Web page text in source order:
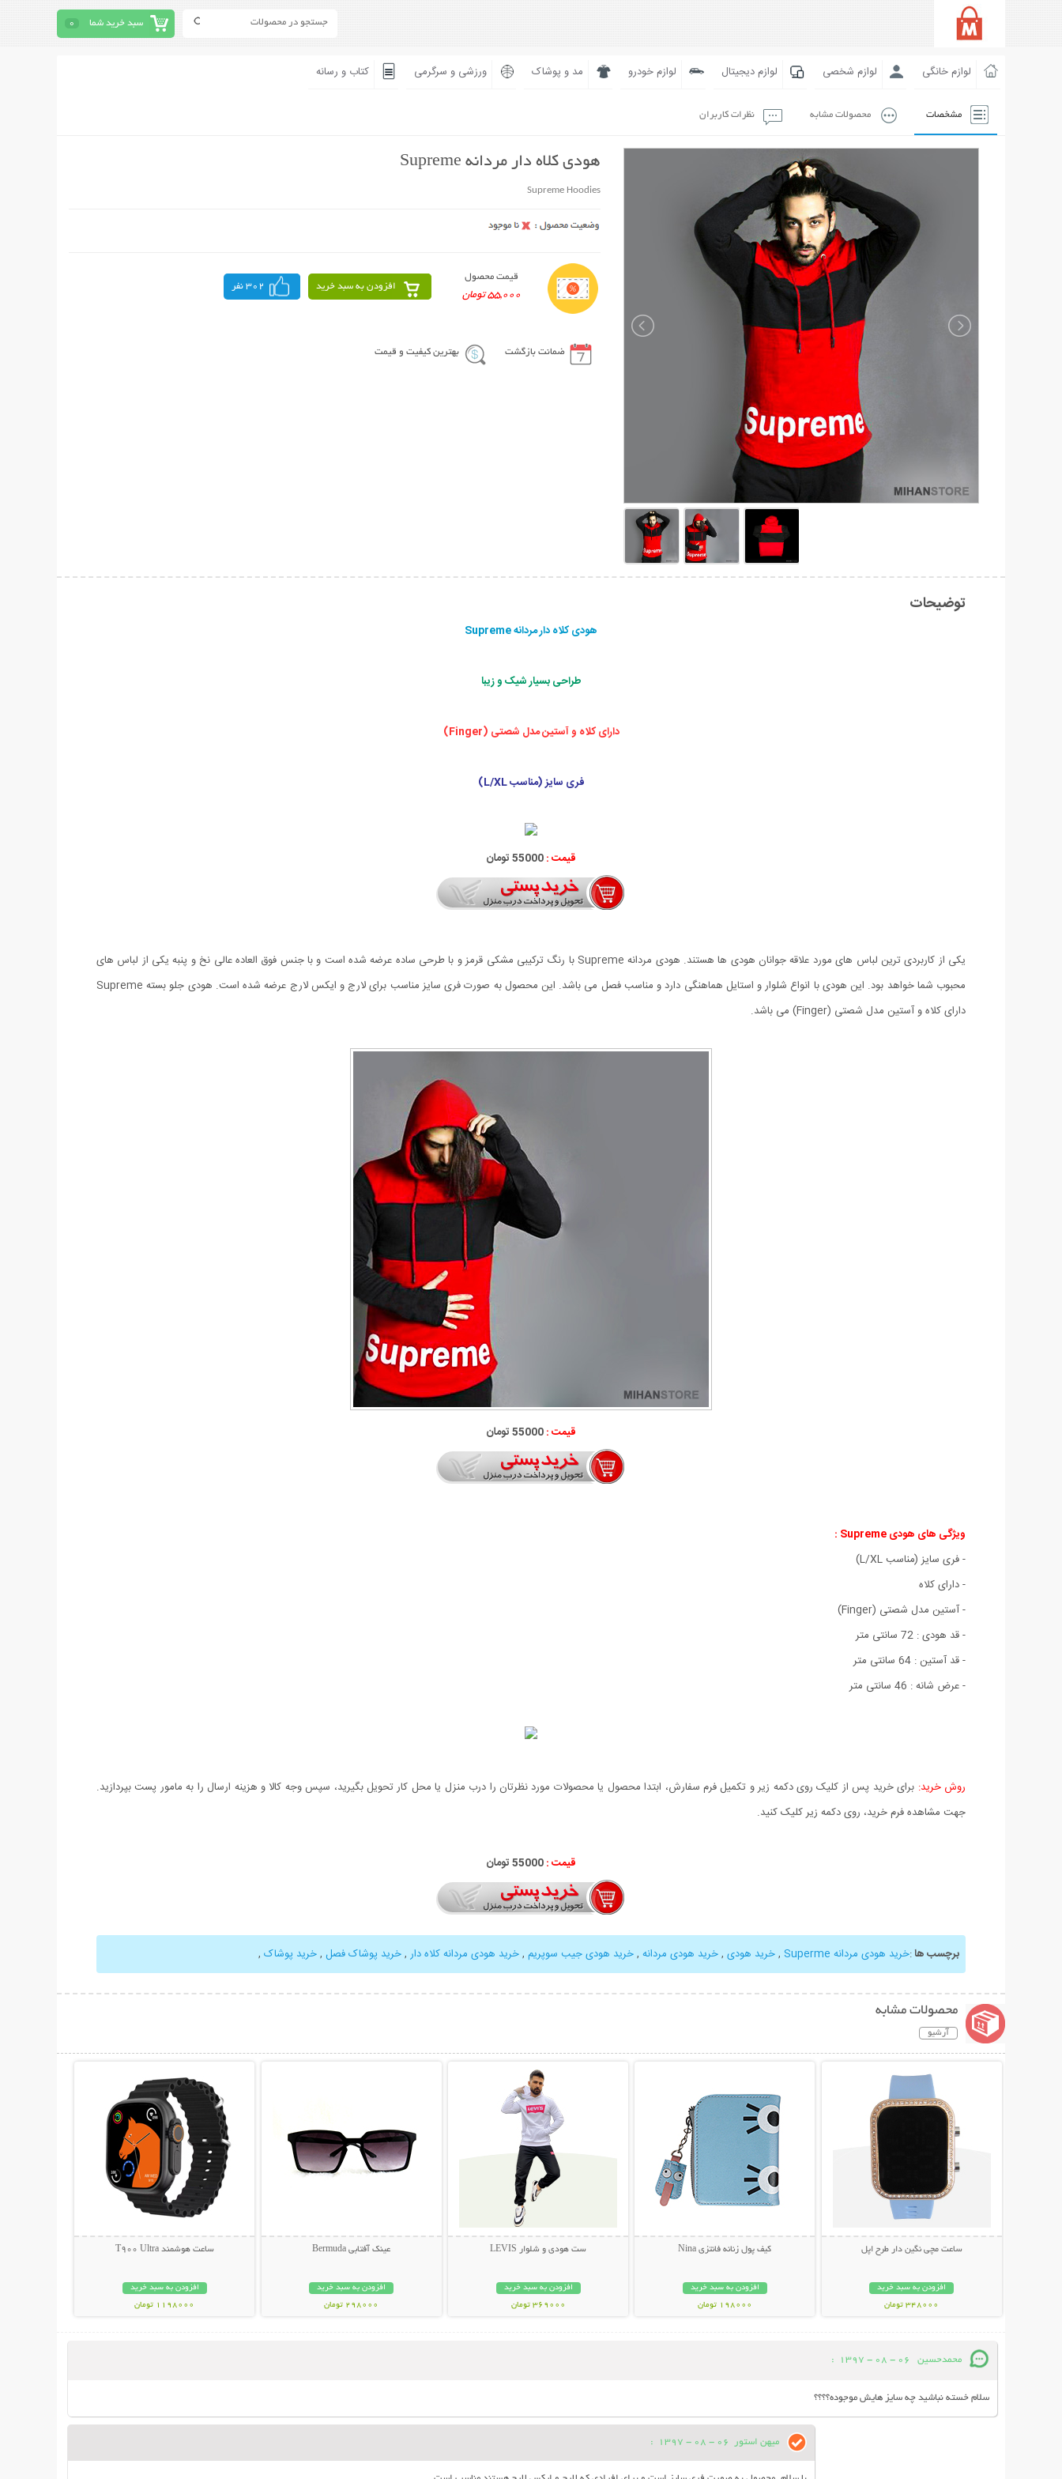
سبد خرید شما 0
لوازم خانگی لوازم شخصی لوازم دیجیتال لوازم خودرو مد و پوشاک ورزشی و سرگرمی کتاب و رسانه
مشخصات محصولات مشابه نظرات کاربران
هودی کلاه دار مردانه Supreme
Supreme Hoodies
قیمت محصول
55,000 تومان
افزودن به سبد خرید 302 نفر
ضمانت بازگشت بهترین کیفیت و قیمت
توضیحات
هودی کلاه دار مردانه Supreme
طراحی بسیار شیک و زیبا
دارای کلاه و آستین مدل شصتی (Finger)
فری سایز (مناسب L/XL)
قیمت :55000 تومان
یکی از کاربردی ترین لباس های مورد علاقه جوانان هودی ها هستند. هودی مردانه Supreme با رنگ ترکیبی مشکی قرمز و با طرحی ساده عرضه شده است و با جنس فوق العاده عالی نخ و پنبه یکی از لباس های
محبوب شما خواهد بود. این هودی با انواع شلوار و استایل هماهنگی دارد و مناسب فصل می باشد. این محصول به صورت فری سایز مناسب برای لارج و ایکس لارج عرضه شده است. هودی جلو بسته Supreme
دارای کلاه و آستین مدل شصتی (Finger) می باشد.
قیمت :55000 تومان
ویژگی های هودی Supreme :
- فری سایز (مناسب L/XL)
- دارای کلاه
- آستین مدل شصتی (Finger)
- قد هودی : 72 سانتی متر
- قد آستین : 64 سانتی متر
- عرض شانه : 46 سانتی متر
روش خرید: برای خرید پس از کلیک روی دکمه زیر و تکمیل فرم سفارش، ابتدا محصول یا محصولات مورد نظرتان را درب منزل یا محل کار تحویل بگیرید، سپس وجه کالا و هزینه ارسال را به مامور پست بپردازید.
جهت مشاهده فرم خرید، روی دکمه زیر کلیک کنید.
قیمت :55000 تومان
برچسب ها:خرید هودی مردانه Superme ,خرید هودی ,خرید هودی مردانه ,خرید هودی جیب سوپریم ,خرید هودی مردانه کلاه دار ,خرید پوشاک فصل ,خرید پوشاک ,
محصولات مشابه
آرشیو
ساعت مچی نگین دار طرح اپل
افزودن به سبد خرید
348000 تومان
کیف پول زنانه فانتزی Nina
افزودن به سبد خرید
198000 تومان
ست هودی و شلوار LEVIS
افزودن به سبد خرید
369000 تومان
عینک آفتابی Bermuda
افزودن به سبد خرید
298000 تومان
ساعت هوشمند T900 Ultra
افزودن به سبد خرید
1198000 تومان
محمدحسین 06 - 08 - 1397
:
سلام خسته نباشید چه سایز هایش موجوده؟؟؟؟
میهن استور 06 - 08 - 1397
: